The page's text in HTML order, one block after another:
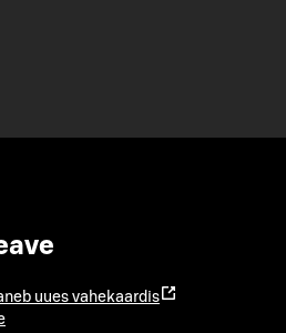
uues vahekaardis